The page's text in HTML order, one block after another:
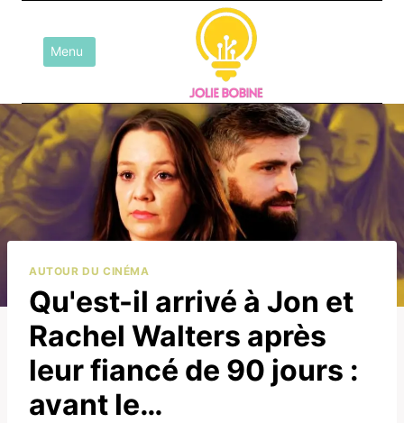
contenuMenu
AUTOUR DU CINÉMA
Qu'est-il arrivé à Jon et
Rachel Walters après
leur fiancé de 90 jours :
avant le…